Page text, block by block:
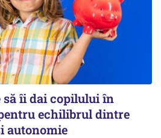
să îi dai copilului în
echilibrul dintre
autonomie